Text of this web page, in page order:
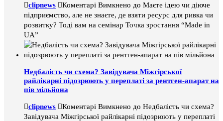
clipnews Коментарі Вимкнено до Маєте ідею чи діюче
підприємство, але не знаєте, де взяти ресурс для ривка чи
розвитку? Тоді вам на семінар Точка зростання “Made in
UA”
Недбалість чи схема? Завідувача Міжгірської
райлікарні підозрюють у переплаті за рентген-апарат на
пів мільйона
clipnews Коментарі Вимкнено до Недбалість чи схема?
Завідувача Міжгірської райлікарні підозрюють у переплаті